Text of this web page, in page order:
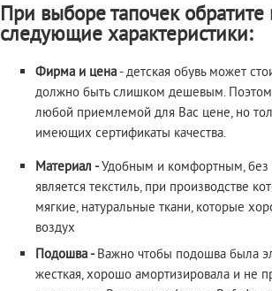
При выборе тапочек
следующие характеристики:
Фирма и цена - детская обувь может
должно быть слишком дешевым.
любой приемлемой для Вас цене, но
имеющих сертификаты качества.
Материал -Удобным и комфортным, без
является текстиль, при производстве
мягкие, натуральные ткани, которые
воздух
Подошва -Важно чтобы подошва была
жесткая, хорошо амортизировала и не